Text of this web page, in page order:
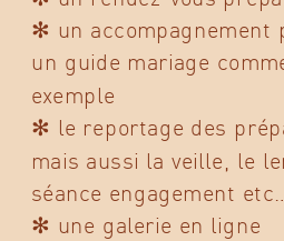
✻ un accompagnement
un guide mariage
exemple
✻ le reportage des
mais aussi la veille, le
séance engagement etc…
✻ une galerie en ligne